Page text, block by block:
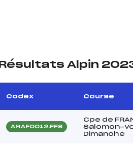
Résultats Alpin
Codex Course
AMAF0012.FFS
Cpe de
Salomon-
Dimanche